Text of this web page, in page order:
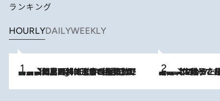
ランキング
HOURLYDAILYWEEKLY
9 Hours Ago
「最後に見られてよかった」上野動物園の東園パンダ舎が解体前に特別公開。8月16日まで延長されたパネル展と共に辿る“半世紀”のパンダ飼育《解体工事の図面あり》 2026.8.5
【阿川佐和子さんの年とる力】なぜ70代で始めた趣味は“こんなに楽しい”のか？ ピアノ、俳句…スランプに陥っても続けられる“ある秘訣”とは